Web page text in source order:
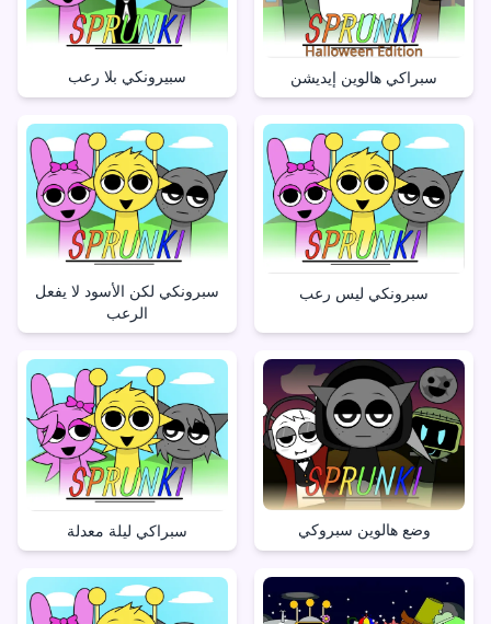
سبيرونكي بلا رعب سبراكي هالوين إيديشن
سبرونكي لكن الأسود لا يفعل
الرعب
سبرونكي ليس رعب
سبراكي ليلة معدلة وضع هالوين سبروكي